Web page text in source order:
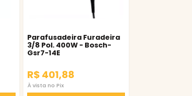
Parafusadeira Furadeira
3/8 Pol. 400W - Bosch-
Gsr7-14E
R$ 401,88
À vista no Pix